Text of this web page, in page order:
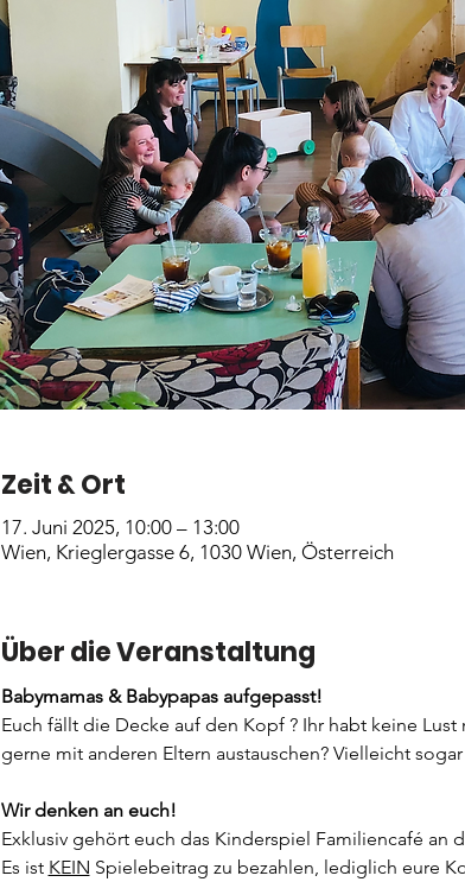
Zeit & Ort
17. Juni 2025, 10:00 – 13:00
Wien, Krieglergasse 6, 1030 Wien, Österreich
Über die Veranstaltung
Babymamas & Babypapas aufgepasst!
Euch fällt die Decke auf den Kopf ? Ihr habt keine
gerne mit anderen Eltern austauschen? Vielleicht
Wir denken an euch!
Exklusiv gehört euch das Kinderspiel Familiencafé an
Es ist KEIN Spielebeitrag zu bezahlen, lediglich eure